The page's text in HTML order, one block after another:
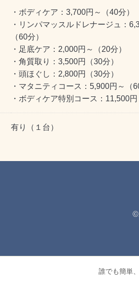
・ボディケア：3,700円～（40分）
・リンパマッスルドレナージュ：
（60分）
・足底ケア：2,000円～（20分）
・角質取り：3,500円（30分）
・頭ほぐし：2,800円（30分）
・マタニティコース：5,900円～（
・ボディケア特別コース：11,500円
有り（１台）
誰でも簡単